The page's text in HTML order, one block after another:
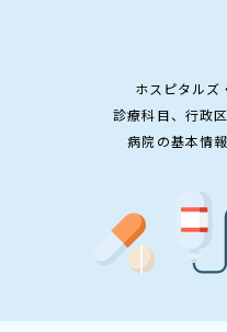
ホスピタルズ
診療科目、行政
病院の基本情